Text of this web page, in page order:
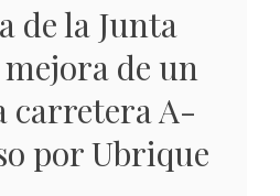
de la Junta
de un
carretera A-
por Ubrique